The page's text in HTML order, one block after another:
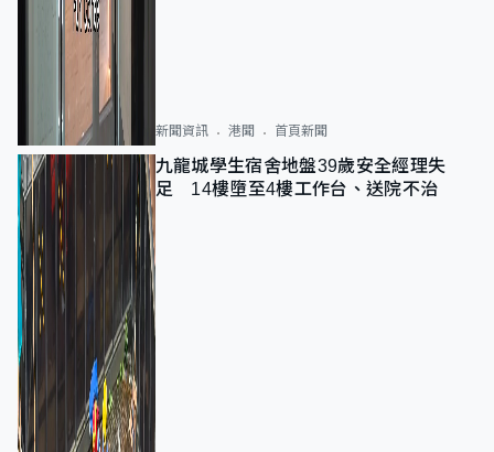
新聞資訊 港聞 首頁新聞
九龍城學生宿舍地盤39歲安全經理失
足 14樓墮至4樓工作台、送院不治